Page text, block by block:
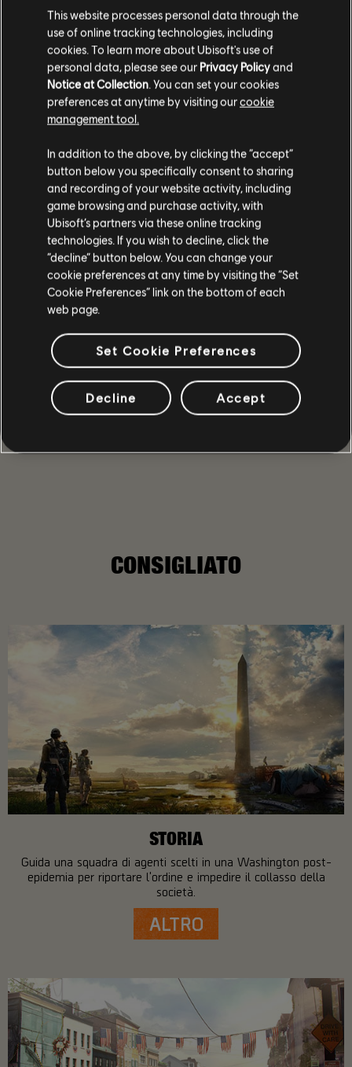
180 / 463
l'eliminazione di agenti traditori, gli obiettivi mancanti e gli
ascensori che non funzionavano all'interno del Summit, oltre
agli errori relativi all'attributo Cadenza di fuoco delle Stazioni
di ricalibrazione, e molto altro.
L'Evento abiti Ultima spiaggia è ormai concluso e molti dei
relativi oggetti sono ora disponibili per essere acquistati
direttamente con valuta premium nei negozi del gioco.
lavorando. Appena avremo risolto, forniremo ulteriori
informazioni.
Per questa settimana è tutto!
Alla prossima!
/ Il Team di sviluppo di The Division 2
CONSIGLIATO
STORIA
Guida una squadra di agenti scelti in una Washington post-
epidemia per riportare l'ordine e impedire il collasso della
società.
ALTRO
This website processes personal data through the
use of online tracking technologies, including
cookies. To learn more about Ubisoft's use of
personal data, please see our Privacy Policyand
Notice at Collection. You can set your cookies
preferences at anytime by visiting ourcookie
management tool.
In addition to the above, by clicking the “accept”
button below you specifically consent to sharing
and recording of your website activity, including
game browsing and purchase activity, with
Ubisoft’s partners via these online tracking
technologies. If you wish to decline, click the
“decline” button below. You can change your
cookie preferences at any time by visiting the “Set
Cookie Preferences” link on the bottom of each
web page.
Set Cookie Preferences
Decline Accept